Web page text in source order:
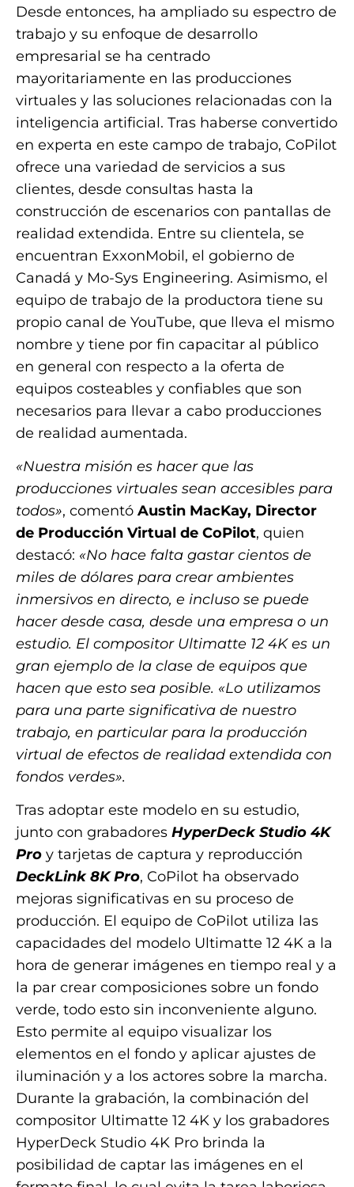
Desde entonces, ha ampliado su espectro de
trabajo y su enfoque de desarrollo
empresarial se ha centrado
mayoritariamente en las producciones
virtuales y las soluciones relacionadas con la
inteligencia artificial. Tras haberse convertido
en experta en este campo de trabajo, CoPilot
ofrece una variedad de servicios a sus
clientes, desde consultas hasta la
construcción de escenarios con pantallas de
realidad extendida. Entre su clientela, se
encuentran ExxonMobil, el gobierno de
Canadá y Mo-Sys Engineering. Asimismo, el
equipo de trabajo de la productora tiene su
propio canal de YouTube, que lleva el mismo
nombre y tiene por fin capacitar al público
en general con respecto a la oferta de
equipos costeables y confiables que son
necesarios para llevar a cabo producciones
de realidad aumentada.
«Nuestra misión es hacer que las
producciones virtuales sean accesibles para
todos», comentó Austin MacKay, Director
de Producción Virtual de CoPilot, quien
destacó: «No hace falta gastar cientos de
miles de dólares para crear ambientes
inmersivos en directo, e incluso se puede
hacer desde casa, desde una empresa o un
estudio. El compositor Ultimatte 12 4K es un
gran ejemplo de la clase de equipos que
hacen que esto sea posible. «Lo utilizamos
para una parte significativa de nuestro
trabajo, en particular para la producción
virtual de efectos de realidad extendida con
fondos verdes».
Tras adoptar este modelo en su estudio,
junto con grabadores HyperDeck Studio 4K
Pro y tarjetas de captura y reproducción
DeckLink 8K Pro, CoPilot ha observado
mejoras significativas en su proceso de
producción. El equipo de CoPilot utiliza las
capacidades del modelo Ultimatte 12 4K a la
hora de generar imágenes en tiempo real y a
la par crear composiciones sobre un fondo
verde, todo esto sin inconveniente alguno.
Esto permite al equipo visualizar los
elementos en el fondo y aplicar ajustes de
iluminación y a los actores sobre la marcha.
Durante la grabación, la combinación del
compositor Ultimatte 12 4K y los grabadores
HyperDeck Studio 4K Pro brinda la
posibilidad de captar las imágenes en el